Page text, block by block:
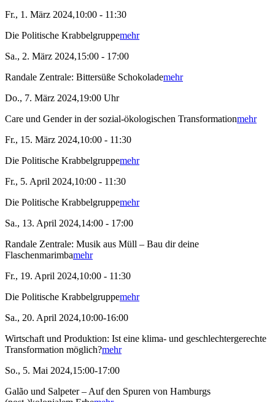
Fr., 1. März 2024,10:00 - 11:30
Die Politische Krabbelgruppemehr
Sa., 2. März 2024,15:00 - 17:00
Randale Zentrale: Bittersüße Schokolademehr
Do., 7. März 2024,19:00 Uhr
Care und Gender in der sozial-ökologischen Transformationmehr
Fr., 15. März 2024,10:00 - 11:30
Die Politische Krabbelgruppemehr
Fr., 5. April 2024,10:00 - 11:30
Die Politische Krabbelgruppemehr
Sa., 13. April 2024,14:00 - 17:00
Randale Zentrale: Musik aus Müll – Bau dir deine
Flaschenmarimbamehr
Fr., 19. April 2024,10:00 - 11:30
Die Politische Krabbelgruppemehr
Sa., 20. April 2024,10:00-16:00
Wirtschaft und Produktion: Ist eine klima- und geschlechtergerechte
Transformation möglich?mehr
So., 5. Mai 2024,15:00-17:00
Galão und Salpeter – Auf den Spuren von Hamburgs